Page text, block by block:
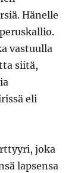
Hänelle
vastuulla
siitä,
eli
joka
lapsensa